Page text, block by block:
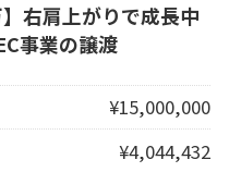
右肩上がりで成長中
事業の譲渡
¥15,000,000
¥4,044,432